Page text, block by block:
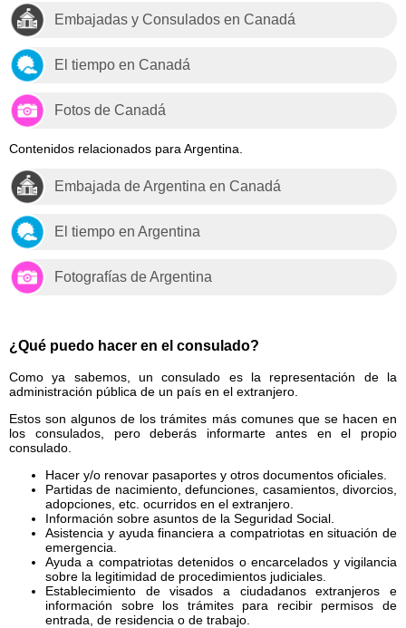
Embajadas y Consulados en Canadá
El tiempo en Canadá
Fotos de Canadá
Contenidos relacionados para Argentina.
Embajada de Argentina en Canadá
El tiempo en Argentina
Fotografías de Argentina
¿Qué puedo hacer en el consulado?
Como ya sabemos, un consulado es la representación de la
administración pública de un país en el extranjero.
Estos son algunos de los trámites más comunes que se hacen en
los consulados, pero deberás informarte antes en el propio
consulado.
Hacer y/o renovar pasaportes y otros documentos oficiales.
Partidas de nacimiento, defunciones, casamientos, divorcios,
adopciones, etc. ocurridos en el extranjero.
Información sobre asuntos de la Seguridad Social.
Asistencia y ayuda financiera a compatriotas en situación de
emergencia.
Ayuda a compatriotas detenidos o encarcelados y vigilancia
sobre la legitimidad de procedimientos judiciales.
Establecimiento de visados a ciudadanos extranjeros e
información sobre los trámites para recibir permisos de
entrada, de residencia o de trabajo.